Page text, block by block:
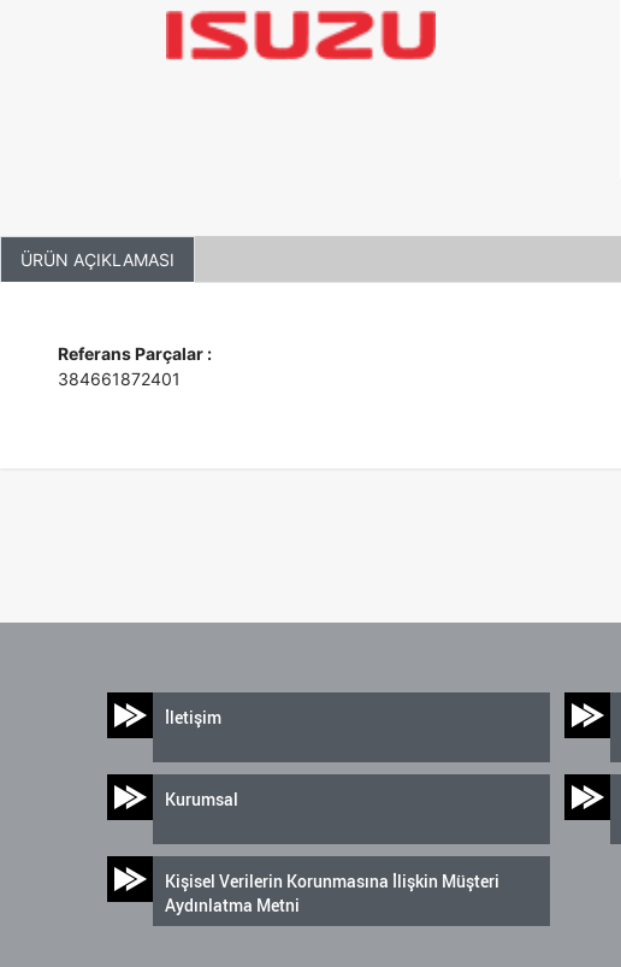
ÜRÜN AÇIKLAMASI
Referans Parçalar :
384661872401
İletişim
Kurumsal
Kişisel Verilerin Korunmasına İlişkin Müşteri
Aydınlatma Metni